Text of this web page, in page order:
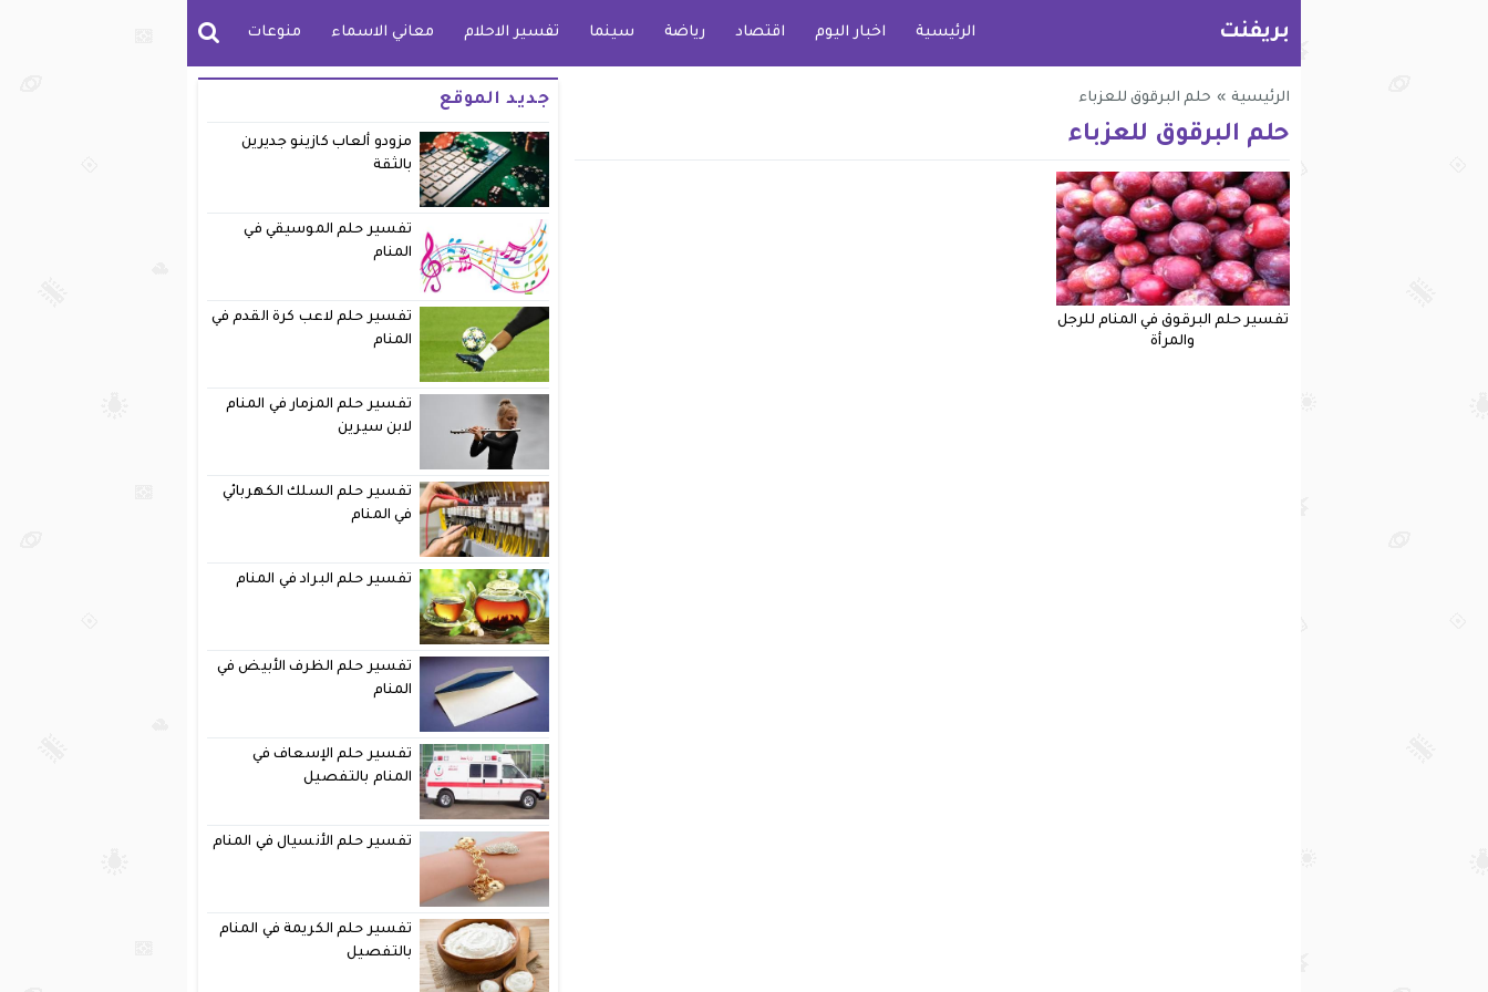
بريفنت الرئيسية اخبار اليوم اقتصاد رياضة سينما تفسير الاحلام معاني الاسماء منوعات
الرئيسية » حلم البرقوق للعزباء
حلم البرقوق للعزباء
تفسير حلم البرقوق في المنام للرجل
والمرأة
جديد الموقع
مزودو ألعاب كازينو جديرين
بالثقة
تفسير حلم الموسيقي في
المنام
تفسير حلم لاعب كرة القدم في
المنام
تفسير حلم المزمار في المنام
لابن سيرين
تفسير حلم السلك الكهربائي
في المنام
تفسير حلم البراد في المنام
تفسير حلم الظرف الأبيض في
المنام
تفسير حلم الإسعاف في
المنام بالتفصيل
تفسير حلم الأنسيال في المنام
تفسير حلم الكريمة في المنام
بالتفصيل